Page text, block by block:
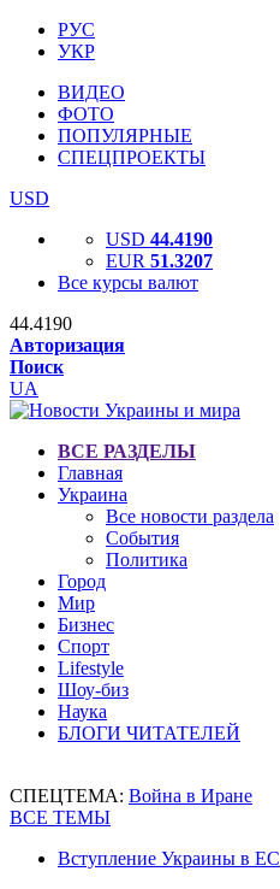
РУС
УКР
ВИДЕО
ФОТО
ПОПУЛЯРНЫЕ
СПЕЦПРОЕКТЫ
USD
USD 44.4190
EUR 51.3207
Все курсы валют
44.4190
Авторизация
Поиск
UA
ВСЕ РАЗДЕЛЫ
Главная
Украина
Все новости раздела
События
Политика
Город
Мир
Бизнес
Спорт
Lifestyle
Шоу-биз
Наука
БЛОГИ ЧИТАТЕЛЕЙ
СПЕЦТЕМА: Война в Иране
ВСЕ ТЕМЫ
Вступление Украины в ЕС